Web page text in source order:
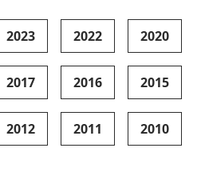
2023 2022 2020
2017 2016 2015
2012 2011 2010